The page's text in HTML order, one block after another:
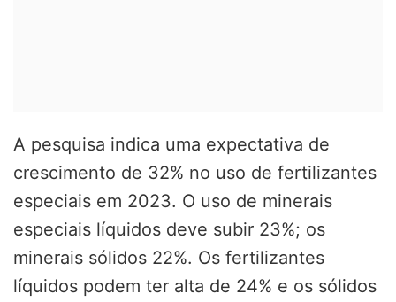
A pesquisa indica uma expectativa de
crescimento de 32% no uso de fertilizantes
especiais em 2023. O uso de minerais
especiais líquidos deve subir 23%; os
minerais sólidos 22%. Os fertilizantes
líquidos podem ter alta de 24% e os sólidos